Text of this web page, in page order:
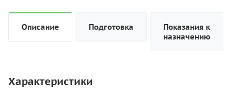
Описание Подготовка
Показания к
назначению
Характеристики